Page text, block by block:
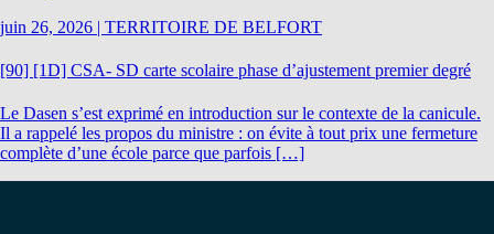
juin 26, 2026 | TERRITOIRE DE BELFORT
[90] [1D] CSA- SD carte scolaire phase d’ajustement premier degré
Le Dasen s’est exprimé en introduction sur le contexte de la canicule.
Il a rappelé les propos du ministre : on évite à tout prix une fermeture
complète d’une école parce que parfois […]